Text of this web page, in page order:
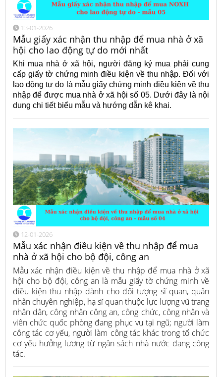
13-01-2026
Mẫu giấy xác nhận thu nhập để mua nhà ở xã
hội cho lao động tự do mới nhất
Khi mua nhà ở xã hội, người đăng ký mua phải cung
cấp giấy tờ chứng minh điều kiện về thu nhập. Đối với
lao động tự do là mẫu giấy chứng minh điều kiện về thu
nhập để được mua nhà ở xã hội số 05. Dưới đây là nội
dung chi tiết biểu mẫu và hướng dẫn kê khai.
12-01-2026
Mẫu xác nhận điều kiện về thu nhập để mua
nhà ở xã hội cho bộ đội, công an
Mẫu xác nhận điều kiện về thu nhập để mua nhà ở xã
hội cho bộ đội, công an là mẫu giấy tờ chứng minh về
điều kiện thu nhập dành cho đối tượng sĩ quan, quân
nhân chuyên nghiệp, hạ sĩ quan thuộc lực lượng vũ trang
nhân dân, công nhân công an, công chức, công nhân và
viên chức quốc phòng đang phục vụ tại ngũ; người làm
công tác cơ yếu, người làm công tác khác trong tổ chức
cơ yếu hưởng lương từ ngân sách nhà nước đang công
tác.